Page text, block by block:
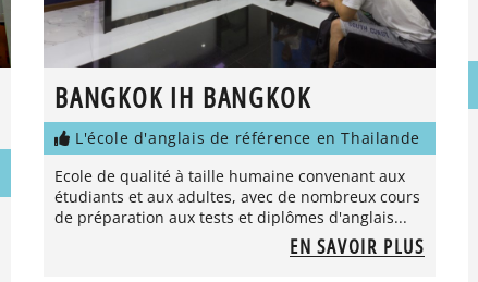
BANGKOK IH BANGKOK
L'école d'anglais de référence en Thailande
Ecole de qualité à taille humaine convenant aux
étudiants et aux adultes, avec de nombreux cours
de préparation aux tests et diplômes d'anglais...
EN SAVOIR PLUS